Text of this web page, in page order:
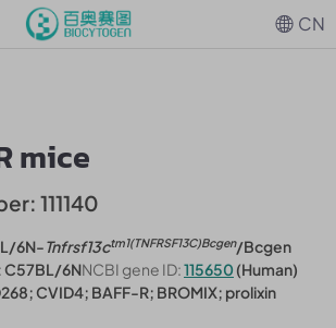
mice
111140
6N-Tnfrsf13ctm1(TNFRSF13C)Bcgen/Bcgen
C57BL/6NNCBI gene ID:115650 (Human)
CVID4; BAFF-R; BROMIX; prolixin
CN